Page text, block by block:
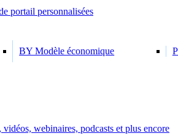
portail personnalisées
BY Modèle économique
webinaires, podcasts et plus encore